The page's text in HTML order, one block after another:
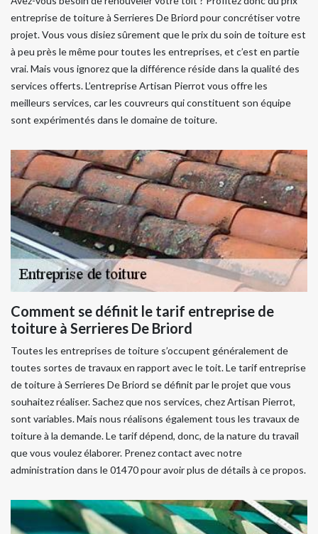
entreprise de toiture à Serrieres De Briord pour concrétiser votre
projet. Vous vous disiez sûrement que le prix du soin de toiture est
à peu près le même pour toutes les entreprises, et c’est en partie
vrai. Mais vous ignorez que la différence réside dans la qualité des
services offerts. L’entreprise Artisan Pierrot vous offre les
meilleurs services, car les couvreurs qui constituent son équipe
sont expérimentés dans le domaine de toiture.
Comment se définit le tarif entreprise de
toiture à Serrieres De Briord
Toutes les entreprises de toiture s’occupent généralement de
toutes sortes de travaux en rapport avec le toit. Le tarif entreprise
de toiture à Serrieres De Briord se définit par le projet que vous
souhaitez réaliser. Sachez que nos services, chez Artisan Pierrot,
sont variables. Mais nous réalisons également tous les travaux de
toiture à la demande. Le tarif dépend, donc, de la nature du travail
que vous voulez élaborer. Prenez contact avec notre
administration dans le 01470 pour avoir plus de détails à ce propos.